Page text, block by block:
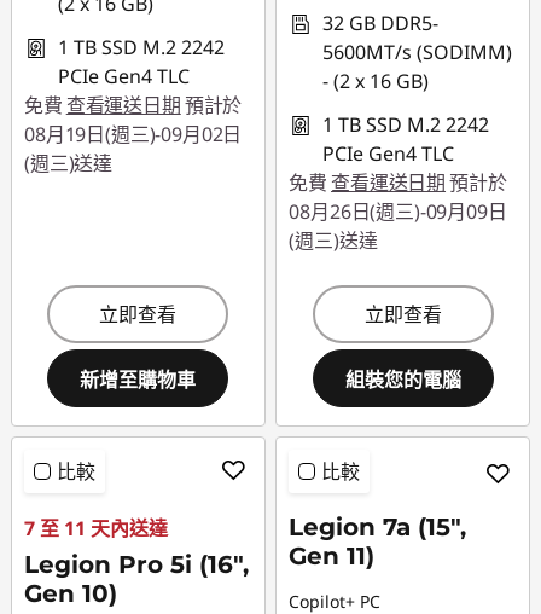
1 TB SSD M.2 2242
PCIe Gen4 TLC
免費 查看運送日期預計於
08月19日(週三)-09月02日
(週三)送達
立即查看
新增至購物車
32 GB DDR5-
5600MT/s (SODIMM)
- (2 x 16 GB)
1 TB SSD M.2 2242
PCIe Gen4 TLC
免費 查看運送日期預計於
08月26日(週三)-09月09日
(週三)送達
立即查看
組裝您的電腦
比較
7 至 11 天內送達
Legion Pro 5i (16",
Gen 10)
比較
Legion 7a (15",
Gen 11)
Copilot+ PC